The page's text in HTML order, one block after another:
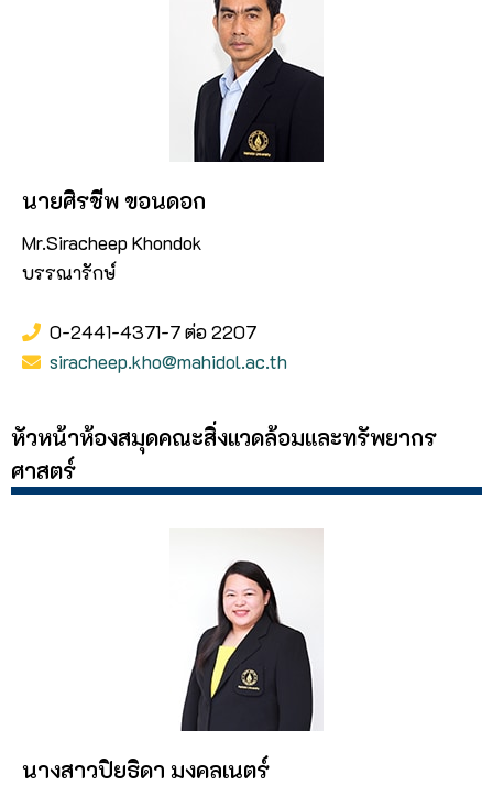
นายศิรชีพ ขอนดอก
Mr.Siracheep Khondok
บรรณารักษ์
0-2441-4371-7 ต่อ 2207
siracheep.kho@mahidol.ac.th
หัวหน้าห้องสมุดคณะสิ่งแวดล้อมและทรัพยากร
ศาสตร์
นางสาวปิยธิดา มงคลเนตร์